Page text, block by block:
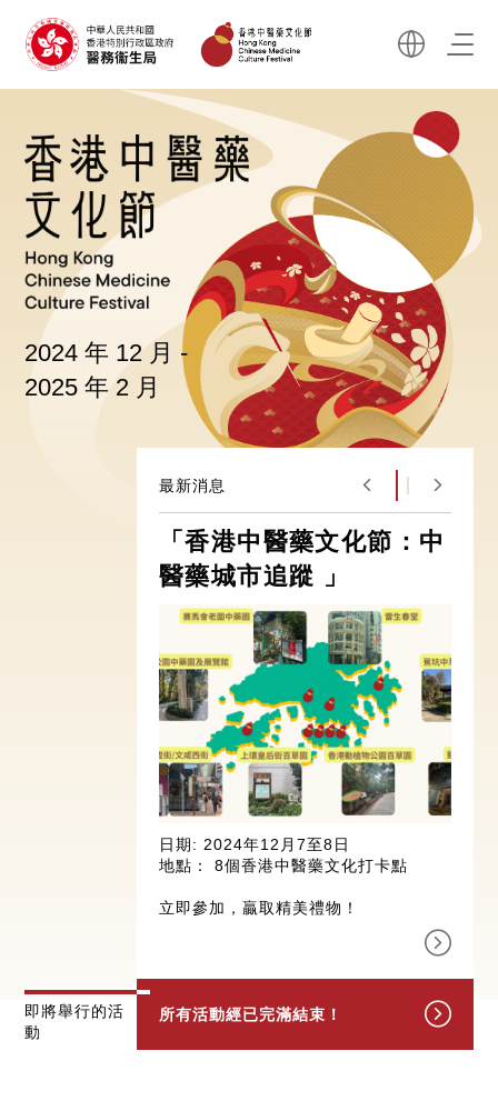
2024 年 12 月 -
2025 年 2 月
最新消息
「香港中醫藥文化節：中
醫藥城市追蹤 」
日期: 2024年12月7至8日
地點： 8個香港中醫藥文化打卡點
立即參加，贏取精美禮物！
即將舉行的活
動
所有活動經已完滿結束！